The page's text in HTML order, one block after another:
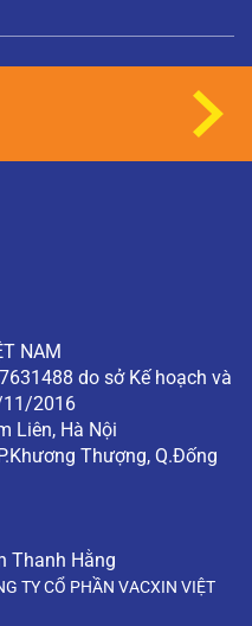
NAM
do sở Kế hoạch và
11/2016
Liên, Hà Nội
Thượng, Q.Đống
Thanh Hằng
TY CỔ PHẦN VACXIN VIỆT